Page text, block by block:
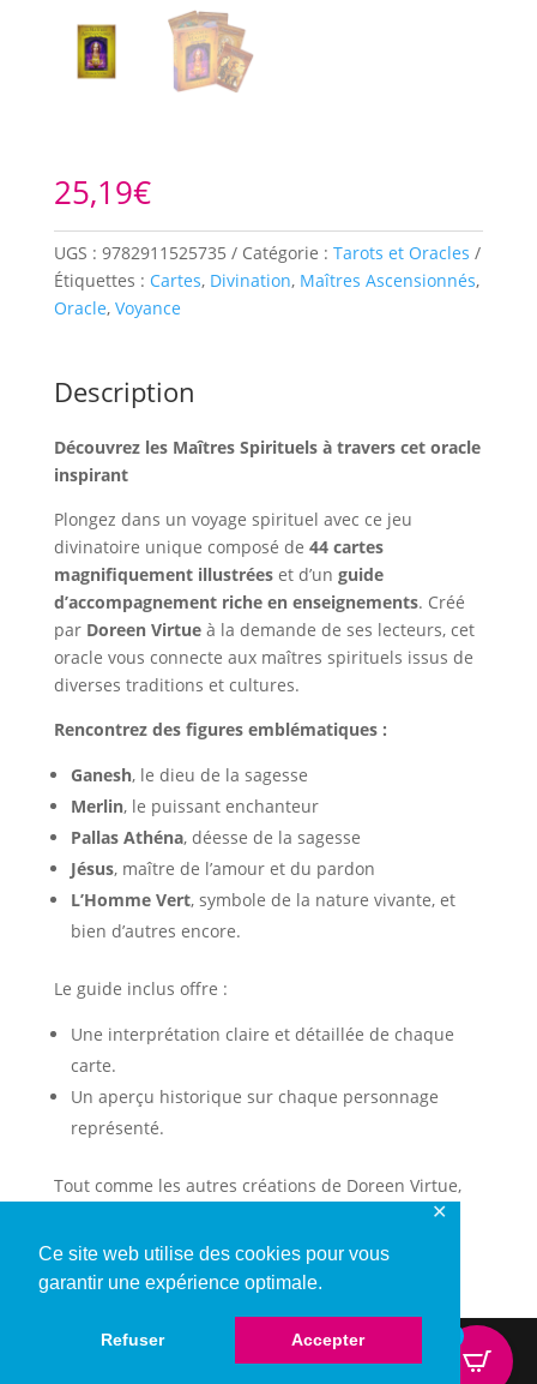
Ce site web utilise des cookies pour vous
garantir une expérience optimale.
Refuser Accepter
✕
25,19€
UGS : 9782911525735 Catégorie : Tarots et Oracles
Étiquettes : Cartes, Divination, Maîtres Ascensionnés,
Oracle, Voyance
Description
Découvrez les Maîtres Spirituels à travers cet oracle
inspirant
Plongez dans un voyage spirituel avec ce jeu
divinatoire unique composé de 44 cartes
magnifiquement illustréeset d’un guide
d’accompagnement riche en enseignements. Créé
par Doreen Virtueà la demande de ses lecteurs, cet
oracle vous connecte aux maîtres spirituels issus de
diverses traditions et cultures.
Rencontrez des figures emblématiques :
Ganesh, le dieu de la sagesse
Merlin, le puissant enchanteur
Pallas Athéna, déesse de la sagesse
Jésus, maître de l’amour et du pardon
L’Homme Vert, symbole de la nature vivante, et
bien d’autres encore.
Le guide inclus offre :
Une interprétation claire et détaillée de chaque
carte.
Un aperçu historique sur chaque personnage
représenté.
Tout comme les autres créations de Doreen Virtue,
messages positifs
, de guidance spirituelle
d’ enrichissement personnel.